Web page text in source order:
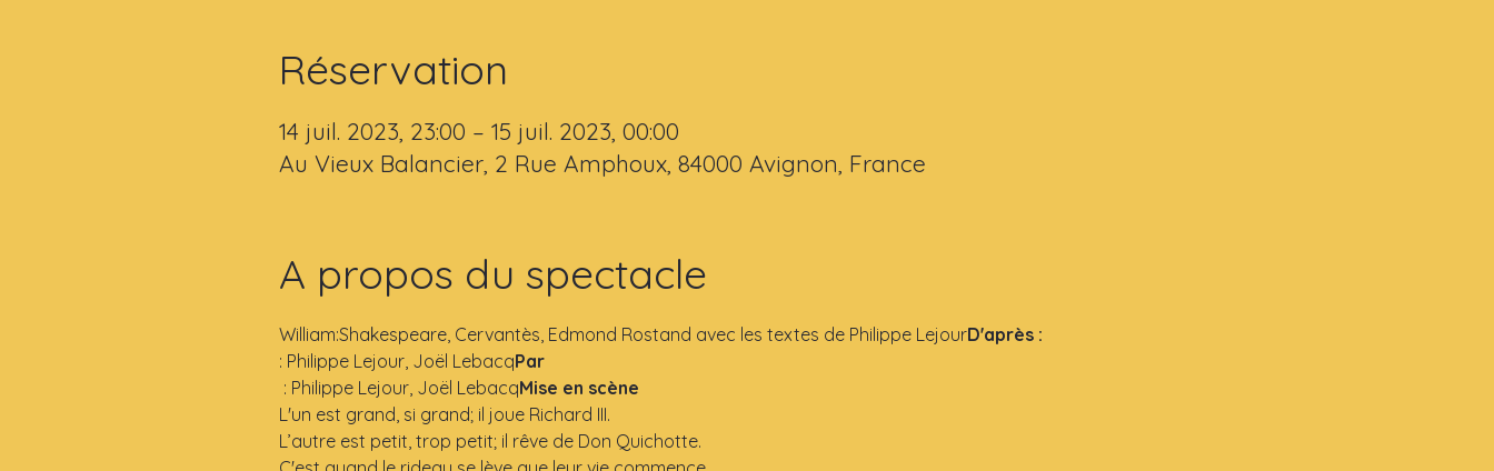
Réservation
14 juil. 2023, 23:00 – 15 juil. 2023, 00:00
Au Vieux Balancier, 2 Rue Amphoux, 84000 Avignon, France
A propos du spectacle
William:Shakespeare, Cervantès, Edmond Rostand avec les textes de Philippe LejourD'après :
: Philippe Lejour, Joël LebacqPar
: Philippe Lejour, Joël LebacqMise en scène
L'un est grand, si grand; il joue Richard III.
L’autre est petit, trop petit; il rêve de Don Quichotte.